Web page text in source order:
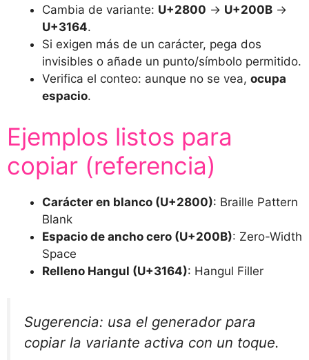
Cambia de variante: U+2800 → U+200B →
U+3164.
Si exigen más de un carácter, pega dos
invisibles o añade un punto/símbolo permitido.
Verifica el conteo: aunque no se vea, ocupa
espacio.
Ejemplos listos para
copiar (referencia)
Carácter en blanco (U+2800): Braille Pattern
Blank
Espacio de ancho cero (U+200B): Zero-Width
Space
Relleno Hangul (U+3164): Hangul Filler
Sugerencia: usa el generador para
copiar la variante activa con un toque.